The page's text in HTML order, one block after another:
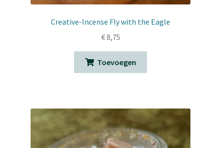
Creative-Incense Fly with the Eagle
€8,75
Toevoegen